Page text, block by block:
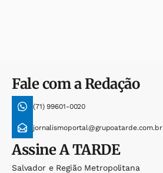
Fale com a Redação
(71) 99601-0020
jornalismoportal@grupoatarde.com.br
AssineA TARDE
Salvador e Região Metropolitana